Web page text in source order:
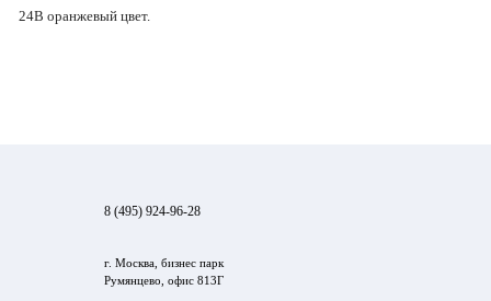
24В оранжевый цвет.
8 (495) 924-96-28
г. Москва, бизнес парк
Румянцево, офис 813Г